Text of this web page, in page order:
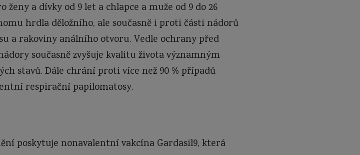
a dívky od 9 let a chlapce a muže od 9 do 26
hrdla děložního, ale současně i proti části nádorů
a rakoviny análního otvoru. Vedle ochrany před
současně zvyšuje kvalitu života významným
stavů. Dále chrání proti více než 90 % případů
respirační papilomatosy.
poskytuje nonavalentní vakcína Gardasil9, která